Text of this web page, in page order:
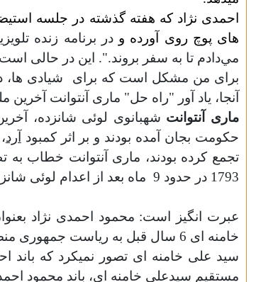
احمدی نژاد که هفته گذشته در جلسه
های پوچ روی آورده ودر برنامه زنده
مي‌دادم تا به سفر بروند.". این در حالی
برای من مشکل است که برای
شیادی ها،
آنجا، یاد آور "راه حل" ماری آنتوانت آخرین
ماری آنتوانت شهبانوی لوئی شانزده،
حکومت بجان آمده بودند و بر اثر کمبود آرد،
تجمع کرده بودند، ماری آنتوانت خطاب به
1793 در حدود 9
ماه بعد از اعدام لوئی
عبرت انگیز است: محمود احمدی نژاد
خامنه ای 6 سال قبل به ریاست جمهوری منصوب شد.
سید علی خامنه ای تصور نمیکرد که باند
مستقیم سیدعلی خامنه ای، باند محمود